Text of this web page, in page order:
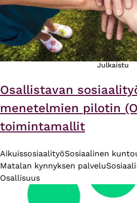
Julkaistu
Osallistavan
menetelmien pilotin
toimintamallit
AikuissosiaalityöSosiaalinen
Matalan kynnyksen palvelu
Osallisuus